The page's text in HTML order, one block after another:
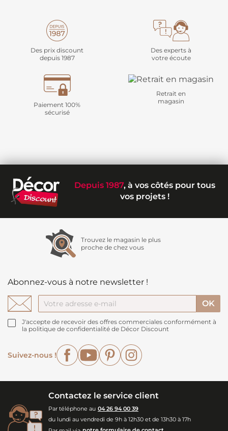
Des prix discount
depuis 1987
Des experts à
votre écoute
Paiement 100%
sécurisé
Retrait en
magasin
Depuis 1987, à vos côtés pour tous
vos projets !
Trouvez le magasin le plus
proche de chez vous
Abonnez-vous à notre newsletter !
J'accepte de recevoir des offres commerciales conformément à
la politique de confidentialité de Décor Discount
Suivez-nous !
FacebookYouTubePinterest
Contactez le service client
Par téléphone au 04 26 94 00 39
du lundi au vendredi de 9h à 12h30 et de 13h30 à 17h